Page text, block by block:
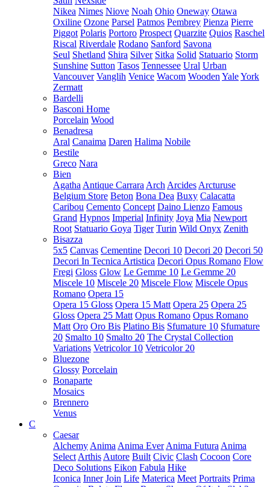
Nikea Nimes Niove Noah Ohio Oneway Otawa
Oxiline Ozone Parsel Patmos Pembrey Pienza Pierre
Piggot Polaris Portoro Prospect Quarzite Quios Raschel
Riscal Riverdale Rodano Sanford Savona
Seul Shetland Shira Silver Sitka Solid Statuario Storm
Sunshine Sutton Tasos Tennessee Ural Urban
Vancouver Vanglih Venice Wacom Wooden YaleYork
Zermatt
Bardelli
Basconi Home
Porcelain Wood
Benadresa
Aral Canaima Daren Halima Nobile
Bestile
Greco Nara
Bien
Agatha Antique Carrara Arch Arcides Arcturuse
Belgium Store Beton Bona Dea Buxy Calacatta
Caribou Cemento Concept Daino Lienzo Famous
Grand Hypnos Imperial Infinity Joya Mia Newport
Root Statuario Goya Tiger Turin Wild Onyx Zenith
Bisazza
5x5 Canvas Cementine Decori 10 Decori 20 Decori 50
Decori In Tecnica Artistica Decori Opus Romano Flow
Fregi Gloss Glow Le Gemme 10 Le Gemme 20
Miscele 10 Miscele 20 Miscele Flow Miscele Opus
Romano Opera 15
Opera 15 Gloss Opera 15 Matt Opera 25 Opera 25
Gloss Opera 25 Matt Opus Romano Opus Romano
Matt Oro Oro Bis Platino Bis Sfumature 10 Sfumature
20 Smalto 10 Smalto 20 The Crystal Collection
Variations Vetricolor 10 Vetricolor 20
Bluezone
Glossy Porcelain
Bonaparte
Mosaics
Brennero
Venus
C
Caesar
Alchemy Anima Anima Ever Anima Futura Anima
Select Arthis Autore Built Civic Clash Cocoon Core
Deco Solutions Eikon Fabula Hike
Iconica Inner Join Life Materica Meet Portraits Prima